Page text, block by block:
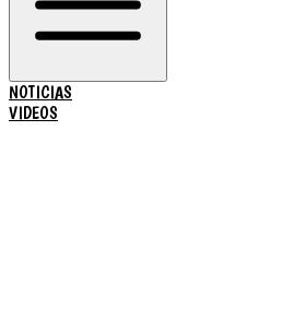
NOTICIAS
VIDEOS